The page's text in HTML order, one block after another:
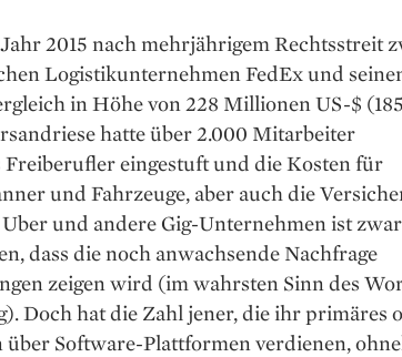
2015 nach mehrjährigem Rechtsstreit
Logistikunternehmen FedEx und
in Höhe von 228 Millionen US-$ (185
hatte über 2.000 Mitarbeiter
­Freiberufler eingestuft und die Kosten für
und Fahrzeuge, aber auch die
und andere Gig-Unternehmen ist zwar
dass die noch anwachsende Nachfrage
zeigen wird (im wahrsten Sinn des
Doch hat die Zahl jener, die ihr primäres
über Software-Plattformen verdienen,